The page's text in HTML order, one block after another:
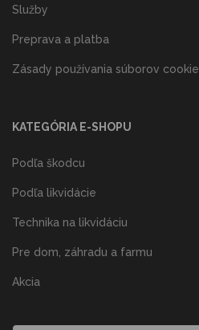
Služby
Preprava a platba
Zásady používania súborov cookie
KATEGÓRIA E-SHOPU
Podľa škodcu
Podľa likvidácie
Technika na likvidáciu
Pre dom, záhradu a farmu
Akcia